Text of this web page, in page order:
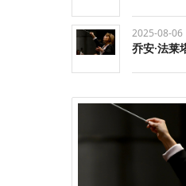
2025-08-06
乔安·法莱